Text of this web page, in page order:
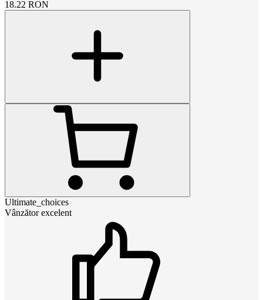
18.22 RON
Ultimate_choices
Vânzător excelent